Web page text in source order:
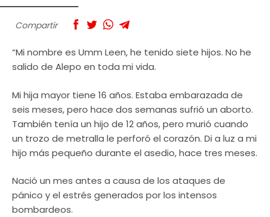
Compartir
“Mi nombre es Umm Leen, he tenido siete hijos. No he
salido de Alepo en toda mi vida.
Mi hija mayor tiene 16 años. Estaba embarazada de
seis meses, pero hace dos semanas sufrió un aborto.
También tenía un hijo de 12 años, pero murió cuando
un trozo de metralla le perforó el corazón. Di a luz a mi
hijo más pequeño durante el asedio, hace tres meses.
Nació un mes antes a causa de los ataques de
pánico y el estrés generados por los intensos
bombardeos.